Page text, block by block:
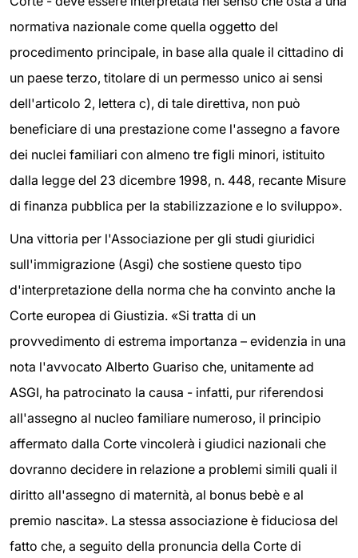
normativa nazionale come quella oggetto del
procedimento principale, in base alla quale il cittadino di
un paese terzo, titolare di un permesso unico ai sensi
dell'articolo 2, lettera c), di tale direttiva, non può
beneficiare di una prestazione come l'assegno a favore
dei nuclei familiari con almeno tre figli minori, istituito
dalla legge del 23 dicembre 1998, n. 448, recante Misure
di finanza pubblica per la stabilizzazione e lo sviluppo».
Una vittoria per l'Associazione per gli studi giuridici
sull'immigrazione (Asgi) che sostiene questo tipo
d'interpretazione della norma che ha convinto anche la
Corte europea di Giustizia. «Si tratta di un
provvedimento di estrema importanza – evidenzia in una
nota l'avvocato Alberto Guariso che, unitamente ad
ASGI, ha patrocinato la causa - infatti, pur riferendosi
all'assegno al nucleo familiare numeroso, il principio
affermato dalla Corte vincolerà i giudici nazionali che
dovranno decidere in relazione a problemi simili quali il
diritto all'assegno di maternità, al bonus bebè e al
premio nascita». La stessa associazione è fiduciosa del
fatto che, a seguito della pronuncia della Corte di